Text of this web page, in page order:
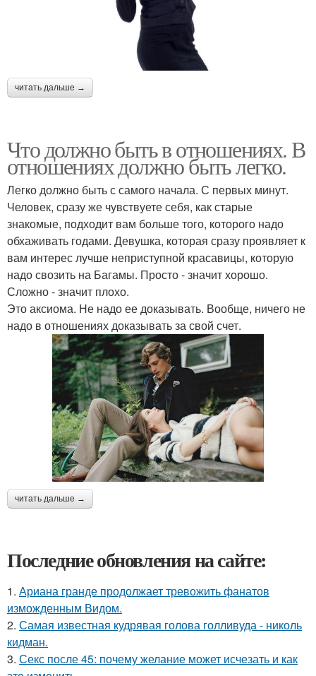
читать дальше →
Что должно быть в отношениях. В
отношениях должно быть легко.
Легко должно быть с самого начала. С первых минут.
Человек, сразу же чувствуете себя, как старые
знакомые, подходит вам больше того, которого надо
обхаживать годами. Девушка, которая сразу проявляет к
вам интерес лучше неприступной красавицы, которую
надо свозить на Багамы. Просто - значит хорошо.
Сложно - значит плохо.
Это аксиома. Не надо ее доказывать. Вообще, ничего не
надо в отношениях доказывать за свой счет.
читать дальше →
Последние обновления на сайте:
1. Ариана гранде продолжает тревожить фанатов
изможденным Видом.
2. Самая известная кудрявая голова голливуда - николь
кидман.
3. Секс после 45: почему желание может исчезать и как